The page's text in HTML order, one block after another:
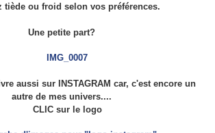
tiède ou froid selon vos préférences.
Une petite part?
aussi sur INSTAGRAM car, c'est encore un
autre de mes univers....
CLIC sur le logo